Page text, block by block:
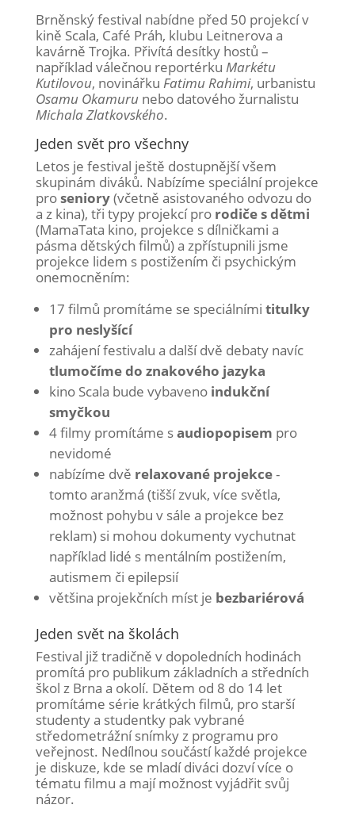
Brněnský festival nabídne před 50 projekcí v
kině Scala, Café Práh, klubu Leitnerova a
kavárně Trojka. Přivítá desítky hostů –
například válečnou reportérku Markétu
Kutilovou, novinářku Fatimu Rahimi, urbanistu
Osamu Okamurunebo datového žurnalistu
Michala Zlatkovského.
Jeden svět pro všechny
Letos je festival ještě dostupnější všem
skupinám diváků. Nabízíme speciální projekce
proseniory(včetně asistovaného odvozu do
a z kina), tři typy projekcí pro rodičesdětmi
(MamaTata kino, projekce s dílničkami a
pásma dětských filmů) a zpřístupnili jsme
projekce lidem s postižením či psychickým
onemocněním:
17 filmů promítáme se speciálními titulky
pro neslyšící
zahájení festivalu a další dvě debaty navíc
tlumočímedo znakového jazyka
kino Scala bude vybaveno indukční
smyčkou
4 filmy promítáme saudiopopisem pro
nevidomé
nabízíme dvě relaxované projekce-
tomto aranžmá (tišší zvuk, více světla,
možnost pohybu v sále a projekce bez
reklam) si mohou dokumenty vychutnat
například lidé s mentálním postižením,
autismem či epilepsií
většina projekčních míst je bezbariérová
Jeden svět na školách
Festival již tradičně v dopoledních hodinách
promítá pro publikum základních a středních
škol z Brna a okolí. Dětem od 8 do 14 let
promítáme série krátkých filmů, pro starší
studenty a studentky pak vybrané
středometrážní snímky z programu pro
veřejnost. Nedílnou součástí každé projekce
je diskuze, kde se mladí diváci dozví více o
tématu filmu a mají možnost vyjádřit svůj
názor.